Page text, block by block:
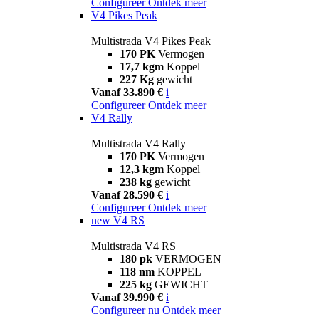
V4 Pikes Peak
Multistrada V4 Pikes Peak
170 PK Vermogen
17,7 kgm Koppel
227 Kg gewicht
Vanaf 33.890 € i
Configureer Ontdek meer
V4 Rally
Multistrada V4 Rally
170 PK Vermogen
12,3 kgm Koppel
238 kg gewicht
Vanaf 28.590 € i
Configureer Ontdek meer
new V4 RS
Multistrada V4 RS
180 pk VERMOGEN
118 nm KOPPEL
225 kg GEWICHT
Vanaf 39.990 € i
Configureer nu Ontdek meer